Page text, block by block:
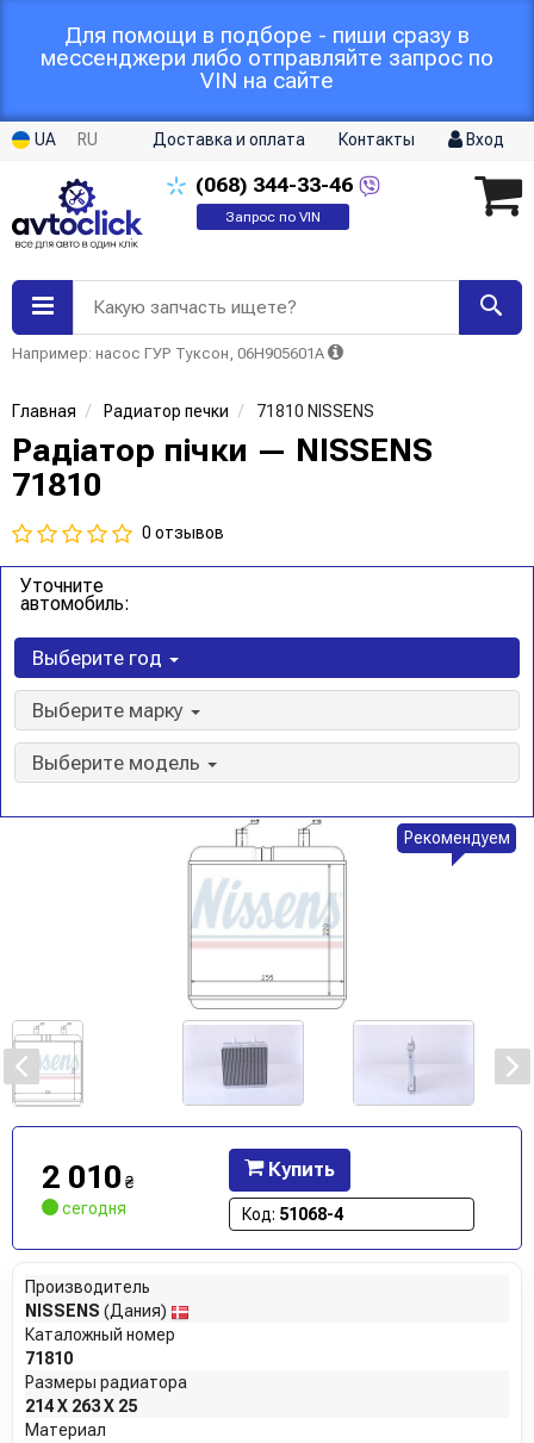
Для помощи в подборе - пиши сразу в
мессенджери либо отправляйте запрос по
VIN на сайте
UA RU Доставка и оплата Контакты Вход
(068) 344-33-46
Запрос по VIN
Какую запчасть ищете?
Например: насос ГУР Туксон, 06H905601A
Главная Радиатор печки 71810 NISSENS
Радіатор пічки — NISSENS
71810
0 отзывов
Уточните
автомобиль:
Выберите год
Выберите марку
Выберите модель
Рекомендуем
2 010 ₴
сегодня
Купить
Код: 51068-4
Производитель
NISSENS (Дания)
Каталожный номер
71810
Размеры радиатора
214 X 263 X 25
Материал